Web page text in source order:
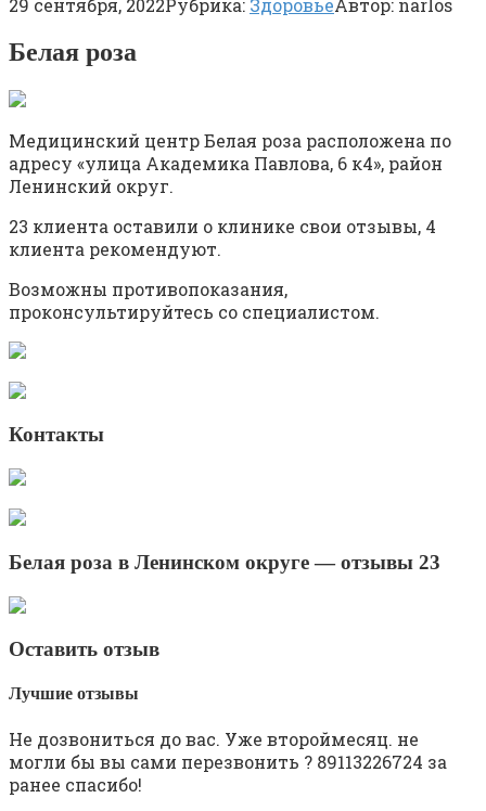
29 сентября, 2022Рубрика: ЗдоровьеАвтор: narlos
Белая роза
Медицинский центр Белая роза расположена по
адресу «улица Академика Павлова, 6 к4», район
Ленинский округ.
23 клиента оставили о клинике свои отзывы, 4
клиента рекомендуют.
Возможны противопоказания,
проконсультируйтесь со специалистом.
Контакты
Белая роза в Ленинском округе — отзывы 23
Оставить отзыв
Лучшие отзывы
Не дозвониться до вас. Уже второймесяц. не
могли бы вы сами перезвонить ? 89113226724 за
ранее спасибо!